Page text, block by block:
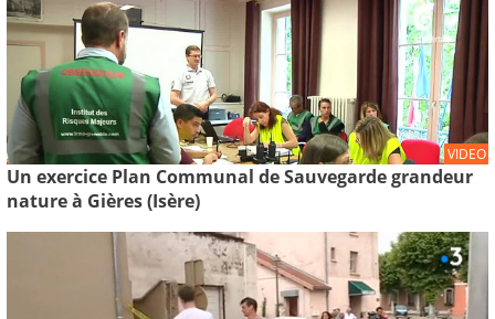
VIDEO
Un exercice Plan Communal de Sauvegarde grandeur
nature à Gières (Isère)